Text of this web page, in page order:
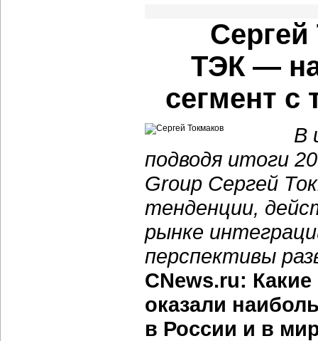
Сергей
ТЭК —
сегмент с
В
подводя итоги
Group Сергей
тенденции,
рынке
перспективы
CNews.ru:
оказали
в России и в